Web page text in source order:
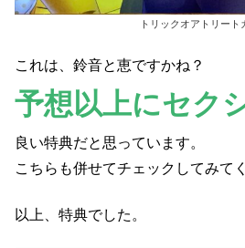
トリックオアトリート
これは、鈴音と恵ですかね？
予想以上にセク
良い特典だと思っています。
こちらも併せてチェックしてみて
以上、特典でした。